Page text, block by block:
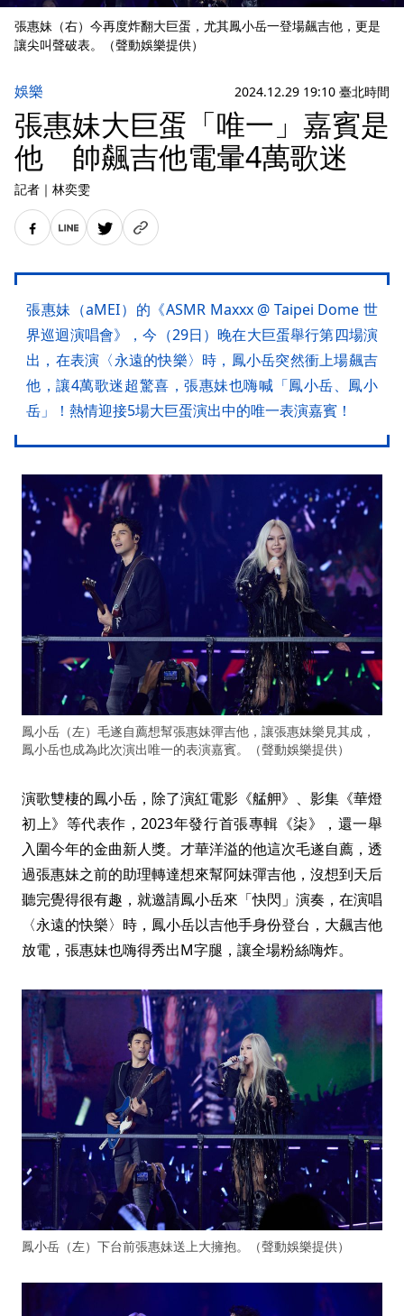
張惠妹（右）今再度炸翻大巨蛋，尤其鳳小岳一登場飆吉他，更是
讓尖叫聲破表。（聲動娛樂提供）
娛樂 2024.12.29 19:10 臺北時間
張惠妹大巨蛋「唯一」嘉賓是
他 帥飆吉他電暈4萬歌迷
記者 ｜ 林奕雯
張惠妹（aMEI）的《ASMR Maxxx @ Taipei Dome 世
界巡迴演唱會》，今（29日）晚在大巨蛋舉行第四場演
出，在表演〈永遠的快樂〉時，鳳小岳突然衝上場飆吉
他，讓4萬歌迷超驚喜，張惠妹也嗨喊「鳳小岳、鳳小
岳」！熱情迎接5場大巨蛋演出中的唯一表演嘉賓！
鳳小岳（左）毛遂自薦想幫張惠妹彈吉他，讓張惠妹樂見其成，
鳳小岳也成為此次演出唯一的表演嘉賓。（聲動娛樂提供）
演歌雙棲的鳳小岳，除了演紅電影《艋舺》、影集《華燈
初上》等代表作，2023年發行首張專輯《柒》，還一舉
入圍今年的金曲新人獎。才華洋溢的他這次毛遂自薦，透
過張惠妹之前的助理轉達想來幫阿妹彈吉他，沒想到天后
聽完覺得很有趣，就邀請鳳小岳來「快閃」演奏，在演唱
〈永遠的快樂〉時，鳳小岳以吉他手身份登台，大飆吉他
放電，張惠妹也嗨得秀出M字腿，讓全場粉絲嗨炸。
鳳小岳（左）下台前張惠妹送上大擁抱。（聲動娛樂提供）